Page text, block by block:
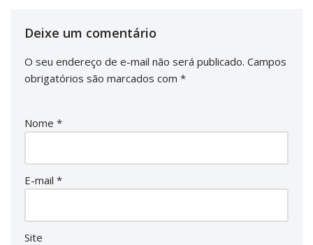
Deixe um comentário
O seu endereço de e-mail não será publicado. Campos
obrigatórios são marcados com *
Nome *
E-mail *
Site